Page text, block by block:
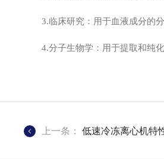
3.临床研究：用于血液成分的分
4.分子生物学：用于提取和纯化
上一条：低速冷冻离心机特